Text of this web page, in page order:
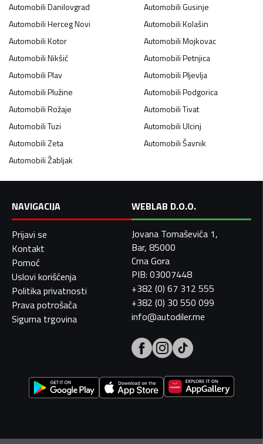
AutomobiliDanilovgrad AutomobiliGusinje
AutomobiliHerceg Novi AutomobiliKolašin
AutomobiliKotor AutomobiliMojkovac
AutomobiliNikšić AutomobiliPetnjica
AutomobiliPlav AutomobiliPljevlja
AutomobiliPlužine AutomobiliPodgorica
AutomobiliRožaje AutomobiliTivat
AutomobiliTuzi AutomobiliUlcinj
AutomobiliZeta AutomobiliŠavnik
AutomobiliŽabljak
NAVIGACIJA
Prijavi se
Kontakt
Pomoć
Uslovi korišćenja
Politika privatnosti
Prava potrošača
Sigurna trgovina
WEBLAB D.O.O.
Jovana Tomaševića 1,
Bar, 85000
Crna Gora
PIB: 03007448
+382 (0) 67 312 555
+382 (0) 30 550 099
info@autodiler.me